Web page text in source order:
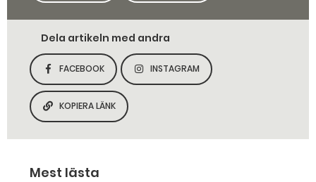
Dela artikeln med andra
DELA SIDAN PÅ
FACEBOOK
DELA SIDAN PÅ
INSTAGRAM
KOPIERA SIDANS LÄNK
KOPIERA LÄNK
Mest lästa